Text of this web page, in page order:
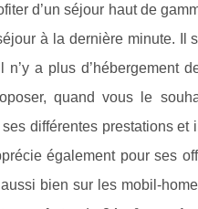
d’un séjour haut de
à la dernière minute.
a plus d’hébergement
quand vous le
différentes prestations
également pour ses
bien sur les mobil-